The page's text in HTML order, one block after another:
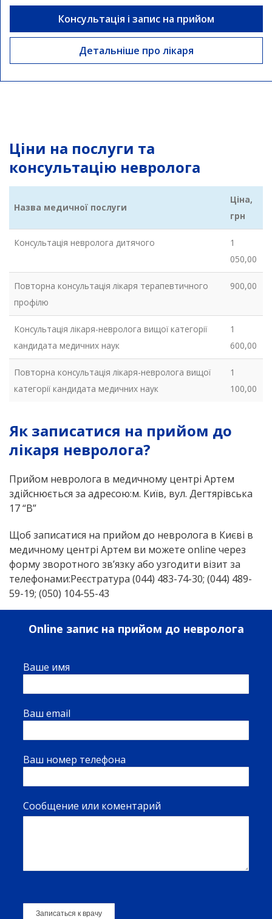
Консультація і запис на прийом
Детальніше про лікаря
Ціни на послуги та
консультацію невролога
Назва медичної послуги
Ціна,
грн
Консультація невролога дитячого
1
050,00
Повторна консультація лікаря терапевтичного
профілю
900,00
Консультація лікаря-невролога вищої категорії
кандидата медичних наук
1
600,00
Повторна консультація лікаря-невролога вищої
категорії кандидата медичних наук
1
100,00
Як записатися на прийом до
лікаря невролога?
Прийом невролога в медичному центрі Артем
здійснюється за адресою:м. Київ, вул. Дегтярівська
17 “В”
Щоб записатися на прийом до невролога в Києві в
медичному центрі Артем ви можете online через
форму зворотного зв’язку або узгодити візит за
телефонами:Реєстратура (044) 483-74-30; (044) 489-
59-19; (050) 104-55-43
Online запис на прийом до невролога
Ваше имя
Ваш email
Ваш номер телефона
Сообщение или коментарий